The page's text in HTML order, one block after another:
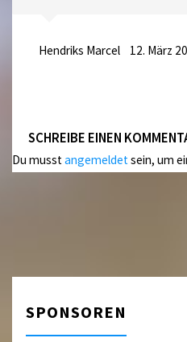
Hendriks Marcel 12. März
SCHREIBE EINEN
Du musstangemeldetsein, um
SPONSOREN